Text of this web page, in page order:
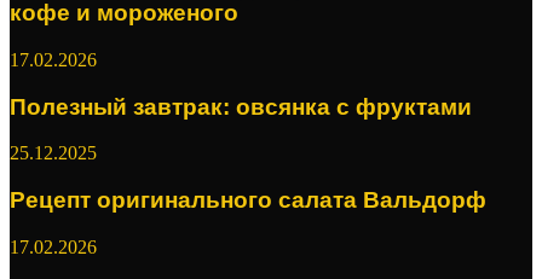
кофе и мороженого
17.02.2026
Полезный завтрак: овсянка с фруктами
25.12.2025
Рецепт оригинального салата Вальдорф
17.02.2026